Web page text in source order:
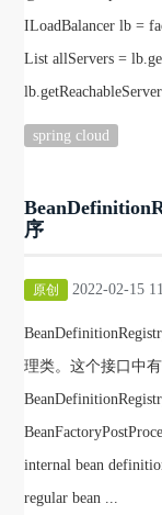
ILoadBalancer lb =
List allServers =
spring cloud
序
原创 2022-02-15
理类。这个接口中
internal bean
regular bean ...